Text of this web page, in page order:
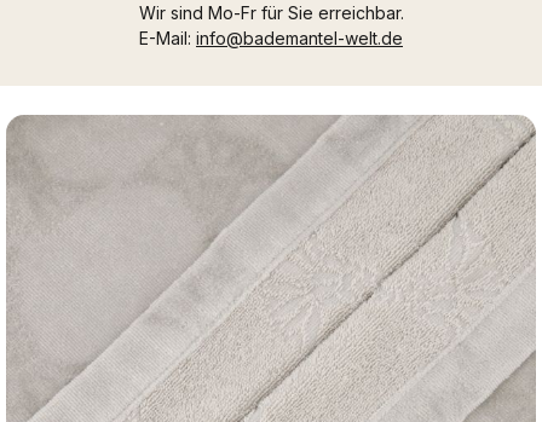
Wir sind Mo-Fr für Sie erreichbar.
E-Mail: info@bademantel-welt.de